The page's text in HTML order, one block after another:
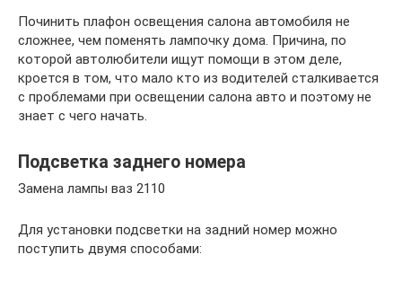
Починить плафон освещения салона автомобиля не
сложнее, чем поменять лампочку дома. Причина, по
которой автолюбители ищут помощи в этом деле,
кроется в том, что мало кто из водителей сталкивается
с проблемами при освещении салона авто и поэтому не
знает с чего начать.
Подсветка заднего номера
Замена лампы ваз 2110
Для установки подсветки на задний номер можно
поступить двумя способами: